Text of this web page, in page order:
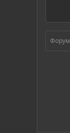
Форум